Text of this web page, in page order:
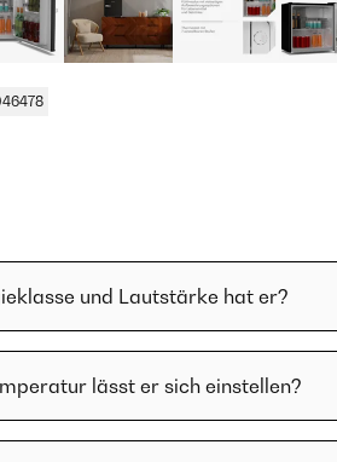
und Lautstärke hat er?
lässt er sich einstellen?